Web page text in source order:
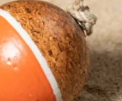
votre
liste